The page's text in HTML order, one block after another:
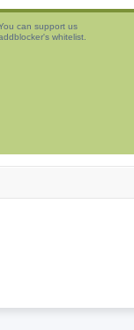
can support us
whitelist.